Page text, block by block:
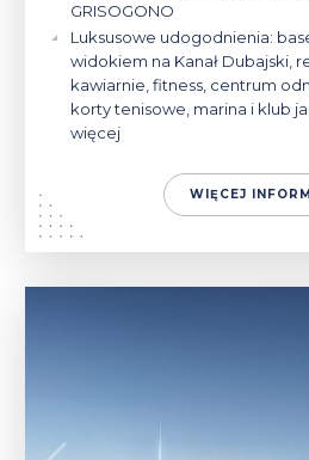
GRISOGONO
Luksusowe udogodnienia:
widokiem na Kanał Dubajski,
kawiarnie, fitness, centrum
korty tenisowe, marina i klub
więcej
WIĘCEJ